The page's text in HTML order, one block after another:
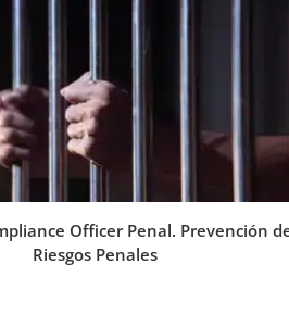
Officer Penal. Prevención
Riesgos Penales